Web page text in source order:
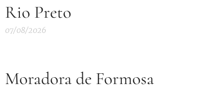
Rio Preto
07/08/2026
Moradora de Formosa